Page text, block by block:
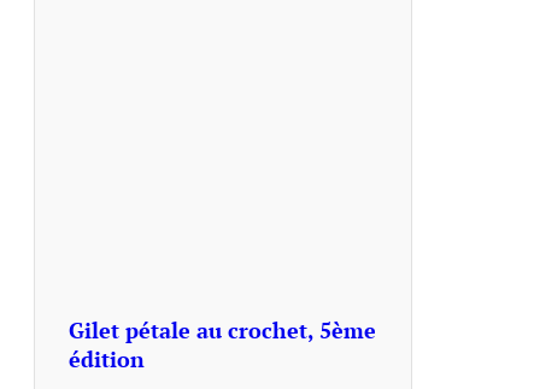
Gilet pétale au crochet, 5ème
édition